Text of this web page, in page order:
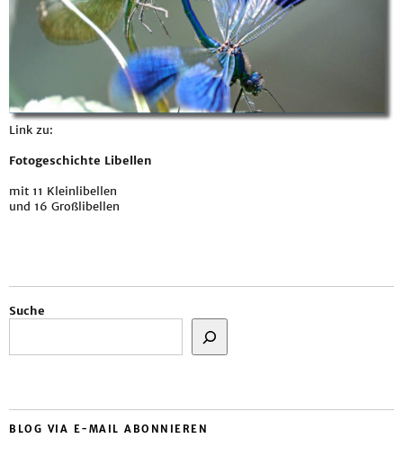
Link zu:
Fotogeschichte Libellen
mit 11 Kleinlibellen
und 16 Großlibellen
Suche
BLOG VIA E-MAIL ABONNIEREN